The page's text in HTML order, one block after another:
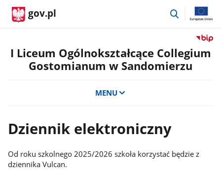
gov.pl
przejdź
Przejdź
do
w
I Liceum Ogólnokształcące Collegium
Gostomianum w Sandomierzu
MENU
Dziennik elektroniczny
Od roku szkolnego 2025/2026 szkoła korzystać będzie z
dziennika Vulcan.